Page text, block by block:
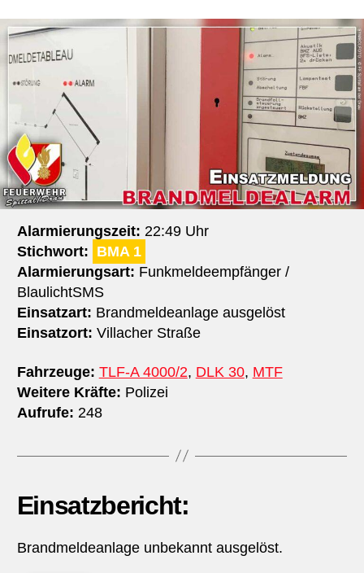
Alarmierungszeit: 22:49 Uhr
Stichwort: BMA 1
Alarmierungsart: Funkmeldeempfänger /
BlaulichtSMS
Einsatzart: Brandmeldeanlage ausgelöst
Einsatzort: Villacher Straße
Fahrzeuge: TLF-A 4000/2, DLK 30, MTF
Weitere Kräfte: Polizei
Aufrufe: 248
Einsatzbericht:
Brandmeldeanlage unbekannt ausgelöst.